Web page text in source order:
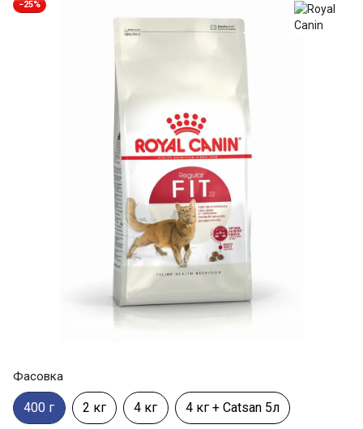
−25%
Фасовка
400 г 2 кг 4 кг 4 кг + Catsan 5л